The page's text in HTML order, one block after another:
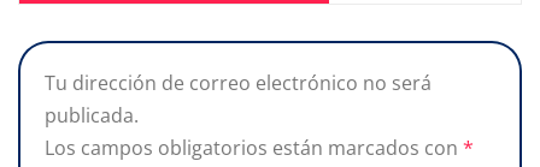
Tu dirección de correo electrónico no será
publicada.
Los campos obligatorios están marcados con *